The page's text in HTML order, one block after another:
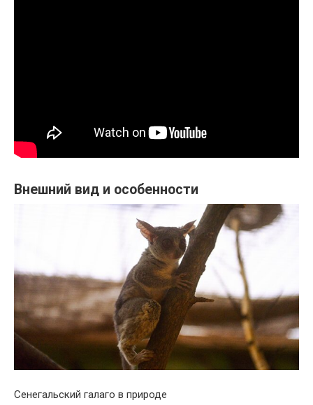
Внешний вид и особенности
Сенегальский галаго в природе